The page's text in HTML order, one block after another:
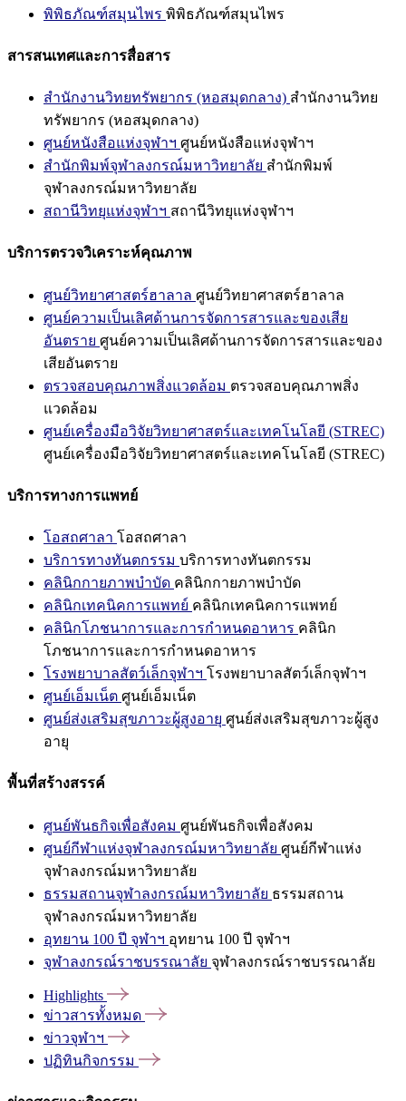
พิพิธภัณฑ์สมุนไพร พิพิธภัณฑ์สมุนไพร
สารสนเทศและการสื่อสาร
สำนักงานวิทยทรัพยากร (หอสมุดกลาง) สำนักงานวิทย
ทรัพยากร (หอสมุดกลาง)
ศูนย์หนังสือแห่งจุฬาฯ ศูนย์หนังสือแห่งจุฬาฯ
สำนักพิมพ์จุฬาลงกรณ์มหาวิทยาลัย สำนักพิมพ์
จุฬาลงกรณ์มหาวิทยาลัย
สถานีวิทยุแห่งจุฬาฯ สถานีวิทยุแห่งจุฬาฯ
บริการตรวจวิเคราะห์คุณภาพ
ศูนย์วิทยาศาสตร์ฮาลาล ศูนย์วิทยาศาสตร์ฮาลาล
ศูนย์ความเป็นเลิศด้านการจัดการสารและของเสีย
อันตราย ศูนย์ความเป็นเลิศด้านการจัดการสารและของ
เสียอันตราย
ตรวจสอบคุณภาพสิ่งแวดล้อม ตรวจสอบคุณภาพสิ่ง
แวดล้อม
ศูนย์เครื่องมือวิจัยวิทยาศาสตร์และเทคโนโลยี (STREC)
ศูนย์เครื่องมือวิจัยวิทยาศาสตร์และเทคโนโลยี (STREC)
บริการทางการแพทย์
โอสถศาลา โอสถศาลา
บริการทางทันตกรรม บริการทางทันตกรรม
คลินิกกายภาพบำบัด คลินิกกายภาพบำบัด
คลินิกเทคนิคการแพทย์ คลินิกเทคนิคการแพทย์
คลินิกโภชนาการและการกำหนดอาหาร คลินิก
โภชนาการและการกำหนดอาหาร
โรงพยาบาลสัตว์เล็กจุฬาฯ โรงพยาบาลสัตว์เล็กจุฬาฯ
ศูนย์เอ็มเน็ต ศูนย์เอ็มเน็ต
ศูนย์ส่งเสริมสุขภาวะผู้สูงอายุ ศูนย์ส่งเสริมสุขภาวะผู้สูง
อายุ
พื้นที่สร้างสรรค์
ศูนย์พันธกิจเพื่อสังคม ศูนย์พันธกิจเพื่อสังคม
ศูนย์กีฬาแห่งจุฬาลงกรณ์มหาวิทยาลัย ศูนย์กีฬาแห่ง
จุฬาลงกรณ์มหาวิทยาลัย
ธรรมสถานจุฬาลงกรณ์มหาวิทยาลัย ธรรมสถาน
จุฬาลงกรณ์มหาวิทยาลัย
อุทยาน 100 ปี จุฬาฯ อุทยาน 100 ปี จุฬาฯ
จุฬาลงกรณ์ราชบรรณาลัย จุฬาลงกรณ์ราชบรรณาลัย
Highlights
ข่าวสารทั้งหมด
ข่าวจุฬาฯ
ปฏิทินกิจกรรม